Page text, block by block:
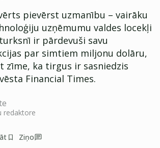
pievērst uzmanību – vairāku
uzņēmumu valdes locekļi
ir pārdevuši savu
par simtiem miljonu dolāru,
zīme, ka tirgus ir sasniedzis
Financial Times.
redaktore
Ziņo